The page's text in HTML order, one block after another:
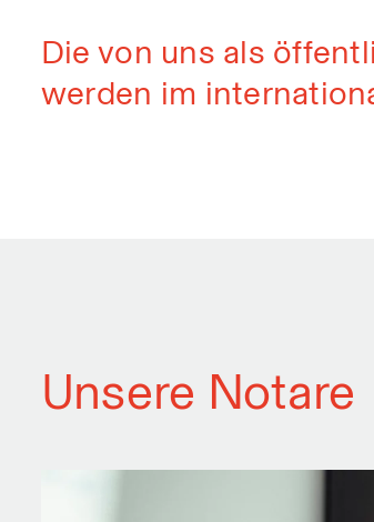
Die von uns als
werden im
Unsere Notare